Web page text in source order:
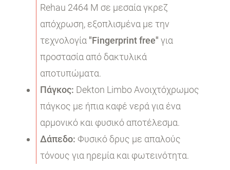
Rehau 2464 M σε μεσαία γκρεζ
απόχρωση, εξοπλισμένα με την
τεχνολογία "Fingerprint free" για
προστασία από δακτυλικά
αποτυπώματα.
Πάγκος: Dekton Limbo Ανοιχτόχρωμος
πάγκος με ήπια καφέ νερά για ένα
αρμονικό και φυσικό αποτέλεσμα.
Δάπεδο: Φυσικό δρυς με απαλούς
τόνους για ηρεμία και φωτεινότητα.